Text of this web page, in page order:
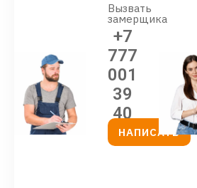
Вызвать
замерщика
+7
777
001
39
40
НАПИСАТЬ